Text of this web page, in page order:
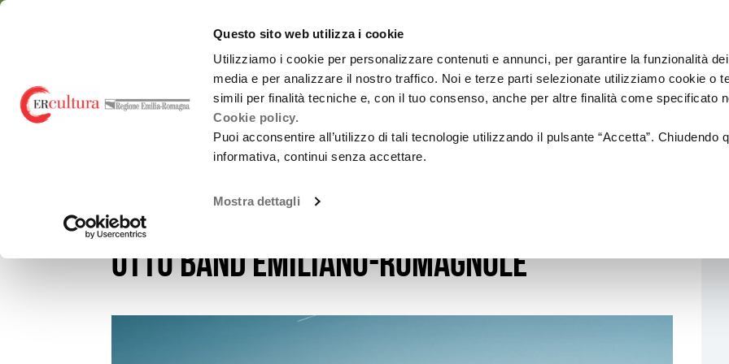
Questo sito web utilizza i cookie
Utilizziamo i cookie per personalizzare contenuti e annunci, per garantire la funzionalità
media e per analizzare il nostro traffico. Noi e terze parti selezionate utilizziamo cookie o
simili per finalità tecniche e, con il tuo consenso, anche per altre finalità come specificato
Cookie policy.
Puoi acconsentire all’utilizzo di tali tecnologie utilizzando il pulsante “Accetta”. Chiudendo
informativa, continui senza accettare.
Mostra dettagli
Torna
Cerca
Salta
Salta
emiliaromagnacultura/Spettacolo
Chi siamo
Promozione
attività Culturali e
Carnevali storici
Promozione
culturale
Osservatorio
Monitoraggi periodici
Report annuali -
Finanziamenti
L.R. 2/18
Sistema dello
Assessorato
Cultura
Paesaggio
NOTIZIE BIGLIA GRAND TOUR! TRE APPUNTAMENTI CON OTTO BAND EMILIANO-ROMAGNOLE
Biglia Grand Tour! Tre appuntamenti con
otto band emiliano-romagnole